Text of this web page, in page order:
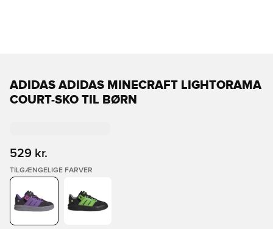
ADIDAS ADIDAS MINECRAFT LIGHTORAMA
COURT-SKO TIL BØRN
529 kr.
TILGÆNGELIGE FARVER